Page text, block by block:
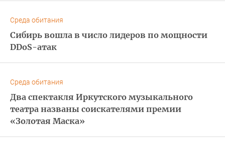
Среда обитания
Сибирь вошла в число лидеров по мощности
DDoS-атак
Среда обитания
Два спектакля Иркутского музыкального
театра названы соискателями премии
«Золотая Маска»